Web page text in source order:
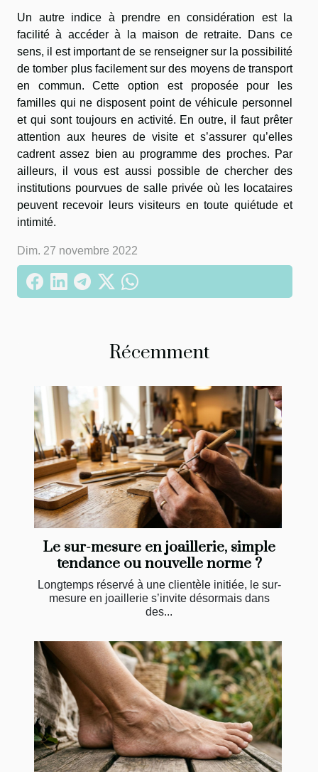
Un autre indice à prendre en considération est la
facilité à accéder à la maison de retraite. Dans ce
sens, il est important de se renseigner sur la possibilité
de tomber plus facilement sur des moyens de transport
en commun. Cette option est proposée pour les
familles qui ne disposent point de véhicule personnel
et qui sont toujours en activité. En outre, il faut prêter
attention aux heures de visite et s’assurer qu’elles
cadrent assez bien au programme des proches. Par
ailleurs, il vous est aussi possible de chercher des
institutions pourvues de salle privée où les locataires
peuvent recevoir leurs visiteurs en toute quiétude et
intimité.
Dim. 27 novembre 2022
Récemment
Le sur-mesure en joaillerie, simple
tendance ou nouvelle norme ?
Longtemps réservé à une clientèle initiée, le sur-
mesure en joaillerie s’invite désormais dans
des...